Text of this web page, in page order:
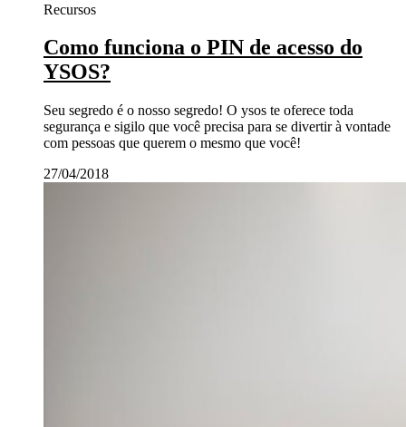
Recursos
Como funciona o PIN de acesso do
YSOS?
Seu segredo é o nosso segredo! O ysos te oferece toda
segurança e sigilo que você precisa para se divertir à vontade
com pessoas que querem o mesmo que você!
27/04/2018